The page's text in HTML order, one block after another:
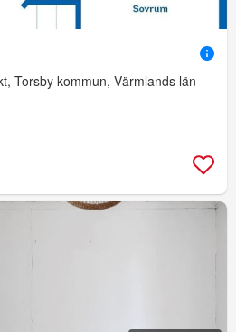
Torsby kommun, Värmlands län